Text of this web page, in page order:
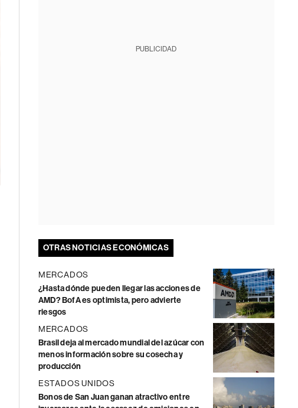
PUBLICIDAD
OTRAS NOTICIAS ECONÓMICAS
MERCADOS
¿Hasta dónde pueden llegar las acciones de
AMD? BofA es optimista, pero advierte
riesgos
MERCADOS
Brasil deja al mercado mundial del azúcar con
menos información sobre su cosecha y
producción
ESTADOS UNIDOS
Bonos de San Juan ganan atractivo entre